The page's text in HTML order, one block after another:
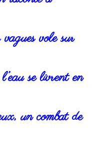
vole sur
se livrent en
un combat de